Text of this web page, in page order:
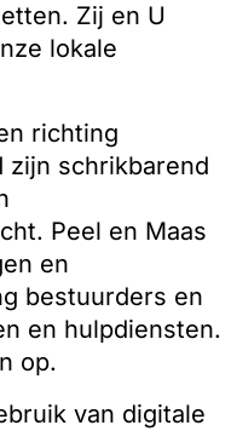
Zij en U
lokale
richting
zijn schrikbarend
Peel en Maas
en
bestuurders en
en hulpdiensten.
op.
van digitale